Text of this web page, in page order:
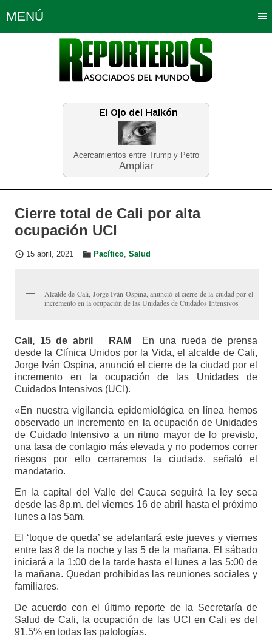
Acercamientos entre Trump y Petro
Ampliar
MENÚ
Política Opinión Bogotá
Planeta Tierra Deportes
Educación Neira
Cierre total de Cali por alta
ocupación UCI
15 abril, 2021 Pacífico, Salud
Alcalde de Cali, Jorge Iván Ospina, anunció el cierre de la ciudad por el
incremento en la ocupación de las Unidades de Cuidados Intensivos
Cali, 15 de abril _ RAM_
En una rueda de prensa
desde la Clínica Unidos por la Vida, el alcalde de Cali,
Jorge Iván Ospina, anunció el cierre de la ciudad por el
incremento en la ocupación de las Unidades de
Cuidados Intensivos (UCI).
«En nuestra vigilancia epidemiológica en línea hemos
observado un incremento en la ocupación de Unidades
de Cuidado Intensivo a un ritmo mayor de lo previsto,
una tasa de contagio más elevada y no podemos correr
riesgos por ello cerraremos la ciudad», señaló el
mandatario.
En la capital del Valle del Cauca seguirá la ley seca
desde las 8p.m. del viernes 16 de abril hasta el próximo
lunes a las 5am.
El ‘toque de queda’ se adelantará este jueves y viernes
entre las 8 de la noche y las 5 de la mañana. El sábado
iniciará a la 1:00 de la tarde hasta el lunes a las 5:00 de
la mañana. Quedan prohibidas las reuniones sociales y
familiares.
De acuerdo con el último reporte de la Secretaría de
Salud de Cali, la ocupación de las UCI en Cali es del
91,5% en todas las patologías.